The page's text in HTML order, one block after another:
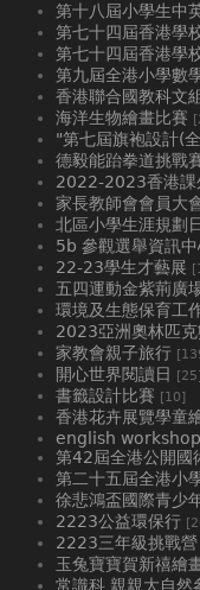
第十八屆小學生中
第七十四屆香港學
第七十四屆香港學
第九屆全港小學數
香港聯合國教科文
海洋生物繪畫比賽
"第七屆旗袍設計(
德毅能跆拳道挑戰
2022-2023香港課
家長教師會會員大
北區小學生涯規劃
5b 參觀選舉資訊
22-23學生才藝展
五四運動金紫荊廣
環境及生態保育工
2023亞洲奧林匹
家教會親子旅行
開心世界閱讀日
書籤設計比賽 [10]
香港花卉展覽學童
english workshop
第42屆全港公開國
第二十五屆全港小
徐悲鴻盃國際青少
2223公益環保行
2223三年級挑戰營
玉兔寶寶賀新禧繪
常識科 親親大自然